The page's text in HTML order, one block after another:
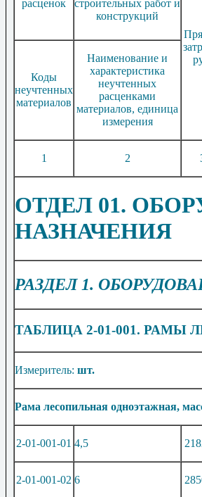
расценок
строительных работ и
конструкций
Коды
неучтенных
материалов
Наименование и
характеристика
неучтенных
расценками
материалов, единица
измерения
1 2
ОТДЕЛ 01.
НАЗНАЧЕНИЯ
РАЗДЕЛ 1.
ТАБЛИЦА 2-01-001. РАМЫ
Измеритель: шт.
Рама лесопильная одноэтажная,
2-01-001-01 4,5
2-01-001-02 6